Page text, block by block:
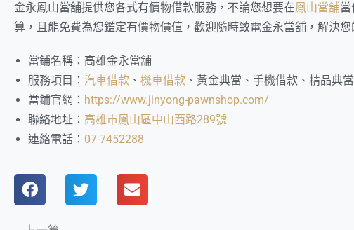
金永鳳山當舖提供您各式有價物借款服務，不論您想要在鳳山當舖
算，且能免費為您鑑定有價物價值，歡迎隨時致電金永當舖，解決您
當鋪名稱：高雄金永當舖
服務項目： 汽車借款 、 機車借款 、黃金典當、手機借款、精品典當
當鋪官網： https://www.jinyong-pawnshop.com/
聯絡地址： 高雄市鳳山區中山西路289號
連絡電話： 07-7452288